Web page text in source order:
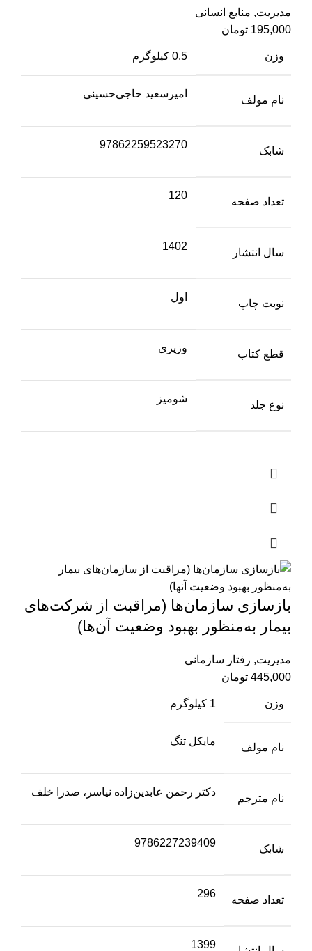
مدیریت, منابع انسانی
195,000 تومان
وزن 0.5 کیلوگرم
نام مولف
امیرسعید حاجی‌حسینی
شابک
97862259523270
تعداد صفحه
120
سال انتشار
1402
نوبت چاپ
اول
قطع کتاب
وزیری
نوع جلد
شومیز
بازسازی سازمان‌ها (مراقبت از شرکت‌های
بيمار به‌منظور بهبود وضعيت آن‌‌ها)
مدیریت, رفتار سازمانی
445,000 تومان
وزن 1 کیلوگرم
نام مولف
مایکل تنگ
نام مترجم
دکتر رحمن عابدین‌زاده نیاسر، صدرا خلف
شابک
9786227239409
تعداد صفحه
296
1399